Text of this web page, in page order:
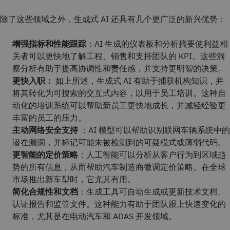
除了这些领域之外，生成式 AI 还具有几个更广泛的新兴优势：
增强指标和性能跟踪 ：AI 生成的仪表板和分析摘要使利益相
关者可以更快地了解工程、销售和支持团队的 KPI。这些洞
察分析有助于提高协调性和责任感，并支持更明智的决策。
更快入职： 如上所述，生成式 AI 有助于捕获机构知识，并
将其转化为可搜索的交互式内容，以用于员工培训。这种自
动化的培训系统可以帮助新员工更快地成长，并减轻经验更
丰富的员工的压力。
主动网络安全支持 ：AI 模型可以帮助识别联网车辆系统中的
潜在漏洞，并标记可能未被检测到的可疑模式或薄弱代码。
更智能的定价策略 ：人工智能可以分析从客户行为到区域趋
势的所有信息，从而帮助汽车制造商微调定价策略。在全球
市场推出新车型时，它尤其有用。
简化合规性和文档 ：生成工具可自动生成或更新技术文档、
认证报告和监管文件。这种能力有助于团队跟上快速变化的
标准，尤其是在电动汽车和 ADAS 开发领域。